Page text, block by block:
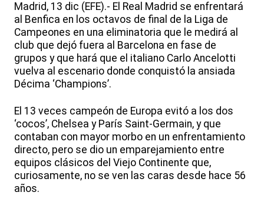
Madrid, 13 dic (EFE).- El Real Madrid se enfrentará
al Benfica en los octavos de final de la Liga de
Campeones en una eliminatoria que le medirá al
club que dejó fuera al Barcelona en fase de
grupos y que hará que el italiano Carlo Ancelotti
vuelva al escenario donde conquistó la ansiada
Décima ‘Champions’.
El 13 veces campeón de Europa evitó a los dos
‘cocos’, Chelsea y París Saint-Germain, y que
contaban con mayor morbo en un enfrentamiento
directo, pero se dio un emparejamiento entre
equipos clásicos del Viejo Continente que,
curiosamente, no se ven las caras desde hace 56
años.